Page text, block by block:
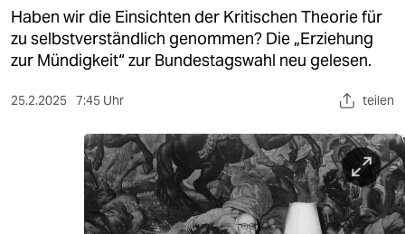
sport
berlin
nord
wahrheit
Haben wir die Einsichten der Kritischen Theorie für
zu selbstverständlich genommen? Die „Erziehung
zur Mündigkeit“ zur Bundestagswahl neu gelesen.
25.2.2025 7:45 Uhr teilen